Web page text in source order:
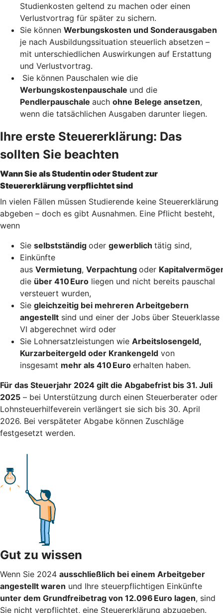
Studienkosten geltend zu machen oder einen
Verlustvortrag für später zu sichern.
Sie können Werbungskosten und Sonderausgaben
je nach Ausbildungssituation steuerlich absetzen –
mit unterschiedlichen Auswirkungen auf Erstattung
und Verlustvortrag.
Sie können Pauschalen wie die
Werbungskostenpauschale und die
Pendlerpauschale auch ohne Belege ansetzen,
wenn die tatsächlichen Ausgaben darunter liegen.
Ihre erste Steuererklärung: Das
sollten Sie beachten
Wann Sie als Studentin oder Student zur
Steuererklärung verpflichtet sind
In vielen Fällen müssen Studierende keine Steuererklärung
abgeben – doch es gibt Ausnahmen. Eine Pflicht besteht,
wenn
Sie selbstständig oder gewerblich tätig sind,
Einkünfte
aus Vermietung, Verpachtung oder
die über 410 Euro liegen und nicht bereits pauschal
versteuert wurden,
Sie gleichzeitig bei mehreren Arbeitgebern
angestellt sind und einer der Jobs über Steuerklasse
VI abgerechnet wird oder
Sie Lohnersatzleistungen wie Arbeitslosengeld,
Kurzarbeitergeld oder Krankengeld von
insgesamt mehr als 410 Euro erhalten haben.
Für das Steuerjahr 2024 gilt die Abgabefrist bis 31. Juli
2025 – bei Unterstützung durch einen Steuerberater oder
Lohnsteuerhilfeverein verlängert sie sich bis 30. April
2026. Bei verspäteter Abgabe können Zuschläge
festgesetzt werden.
Gut zu wissen
Wenn Sie 2024 ausschließlich bei einem Arbeitgeber
angestellt waren und Ihre steuerpflichtigen Einkünfte
unter dem Grundfreibetrag von 12.096 Euro lagen, sind
Sie nicht verpflichtet, eine Steuererklärung abzugeben.